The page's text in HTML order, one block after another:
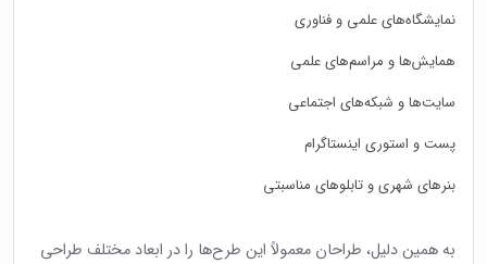
نمایشگاه‌های علمی و فناوری
همایش‌ها و مراسم‌های علمی
سایت‌ها و شبکه‌های اجتماعی
پست و استوری اینستاگرام
بنرهای شهری و تابلوهای مناسبتی
به همین دلیل، طراحان معمولاً این طرح‌ها را در ابعاد مختلف طراحی